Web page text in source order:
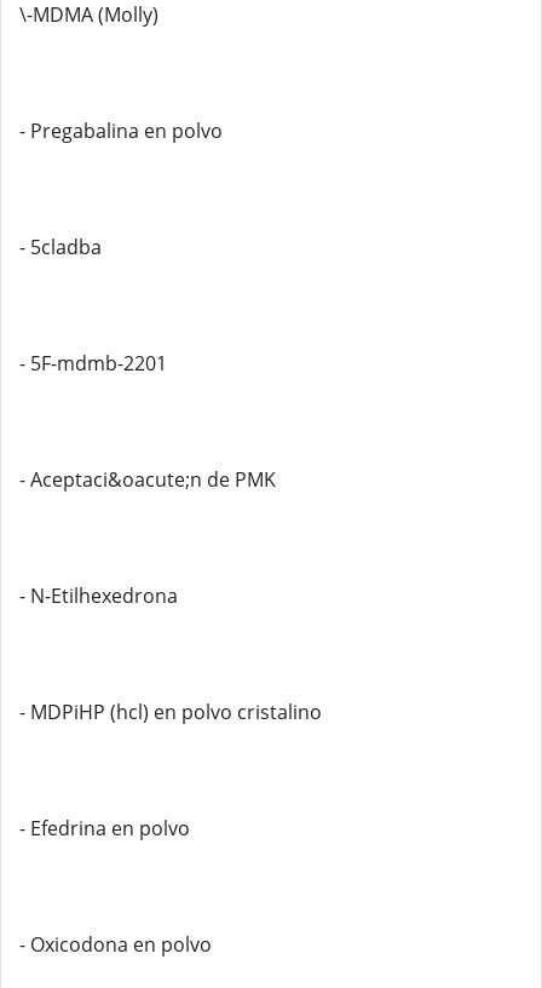
\-MDMA (Molly)
- Pregabalina en polvo
- 5cladba
- 5F-mdmb-2201
- Aceptaci&oacute;n de PMK
- N-Etilhexedrona
- MDPiHP (hcl) en polvo cristalino
- Efedrina en polvo
- Oxicodona en polvo